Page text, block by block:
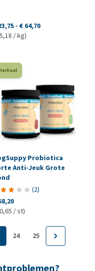
- € 64,70
/ kg)
Probiotica
Anti-Jeuk Grote
(2)
/ st)
24 25